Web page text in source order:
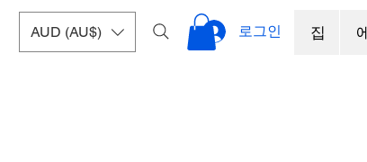
AUD (AU$) 로그인 집